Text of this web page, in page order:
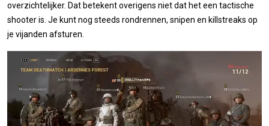
overzichtelijker. Dat betekent overigens niet dat het een tactische
shooter is. Je kunt nog steeds rondrennen, snipen en killstreaks op
je vijanden afsturen.